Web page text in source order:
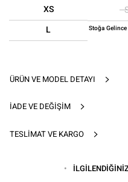
ÜRÜN VE MODEL DETAYI
İADE VE DEĞIŞIM
TESLIMAT VE KARGO
XS
Stoğa
L